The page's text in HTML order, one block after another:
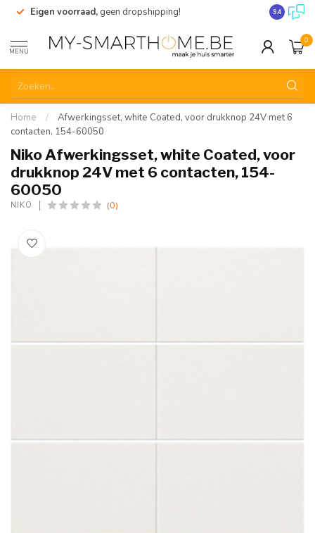
Eigen voorraad, geen dropshipping! 9.4
MENU
0
Home /
Afwerkingsset, white Coated, voor drukknop 24V met 6
contacten, 154-60050
Niko Afwerkingsset, white Coated, voor
drukknop 24V met 6 contacten, 154-
60050
NIKO (0)